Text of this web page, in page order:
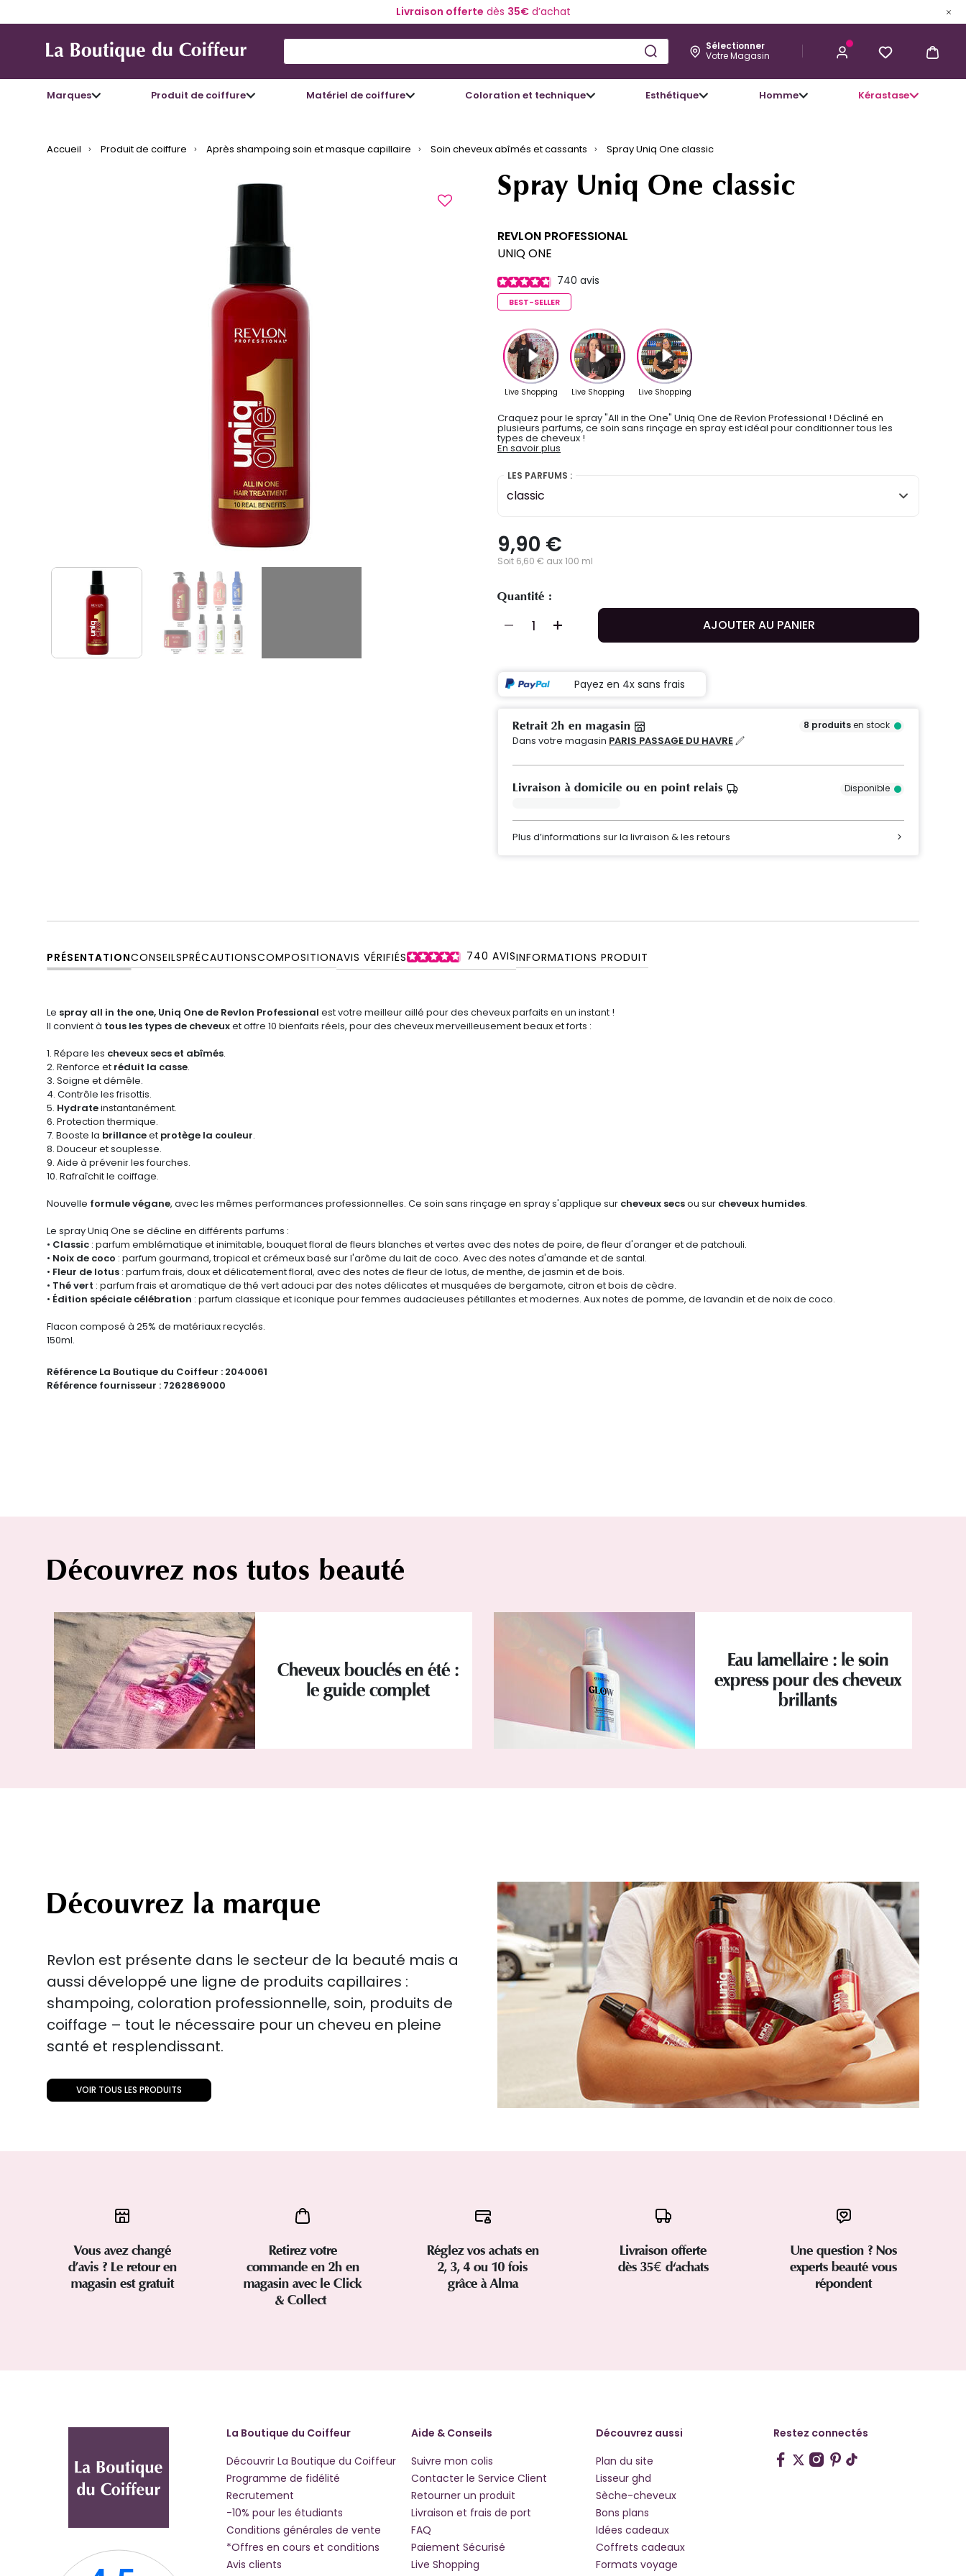
Livraison offerte dès 35€d’achat
Sélectionner
Votre Magasin
Marques Produit de coiffure Matériel de coiffure Coloration et technique Esthétique Homme Kérastase
9,90 €J’ACHÈTE
Accueil Produit de coiffure Après shampoing soin et masque capillaire Soin cheveux abîmés et cassants Spray Uniq One classic
Spray Uniq One classic
REVLON PROFESSIONAL
UNIQ ONE
740 avis
BEST-SELLER
Craquez pour le spray "All in the One" Uniq One de Revlon Professional ! Décliné en
plusieurs parfums, ce soin sans rinçage en spray est idéal pour conditionner tous les
types de cheveux !
En savoir plus
LES PARFUMS :
classic
9,90 €
Soit 6,60 € aux 100 ml
Quantité :
AJOUTER AU PANIER
Payez en 4x sans frais
Retrait 2h en magasin 8 produitsen stock
Dans votre magasin PARIS PASSAGE DU HAVRE
Livraison à domicile ou en point relais Disponible
Plus d’informations sur la livraison & les retours
PRÉSENTATIONCONSEILSPRÉCAUTIONSCOMPOSITIONAVIS VÉRIFIÉS 740 AVISINFORMATIONS PRODUIT
Le spray all in the one, Uniq One de Revlon Professional est votre meilleur aillé pour des cheveux parfaits en un instant !
Il convient à tous les types de cheveuxet offre 10 bienfaits réels, pour des cheveux merveilleusement beaux et forts :
1. Répare les cheveux secs et abîmés.
2. Renforce et réduit la casse.
3. Soigne et démêle.
4. Contrôle les frisottis.
5. Hydrateinstantanément.
6. Protection thermique.
7. Booste la brillanceet protège la couleur.
8. Douceur et souplesse.
9. Aide à prévenir les fourches.
10. Rafraîchit le coiffage.
Nouvelle formule végane, avec les mêmes performances professionnelles. Ce soin sans rinçage en spray s'applique sur cheveux secsou sur cheveux humides.
Le spray Uniq One se décline en différents parfums :
• Classic : parfum emblématique et inimitable, bouquet floral de fleurs blanches et vertes avec des notes de poire, de fleur d'oranger et de patchouli.
• Noix de coco : parfum gourmand, tropical et crémeux basé sur l'arôme du lait de coco. Avec des notes d'amande et de santal.
• Fleur de lotus : parfum frais, doux et délicatement floral, avec des notes de fleur de lotus, de menthe, de jasmin et de bois.
• Thé vert : parfum frais et aromatique de thé vert adouci par des notes délicates et musquées de bergamote, citron et bois de cèdre.
• Édition spéciale célébration : parfum classique et iconique pour femmes audacieuses pétillantes et modernes. Aux notes de pomme, de lavandin et de noix de coco.
Flacon composé à 25% de matériaux recyclés.
150ml.
Référence La Boutique du Coiffeur : 2040061
Référence fournisseur : 7262869000
Découvrez nos tutos beauté
Cheveux bouclés en été :
le guide complet
Eau lamellaire : le soin
express pour des cheveux
brillants
Découvrez la marque
Revlon est présente dans le secteur de la beauté mais a
aussi développé une ligne de produits capillaires :
shampoing, coloration professionnelle, soin, produits de
coiffage – tout le nécessaire pour un cheveu en pleine
santé et resplendissant.
VOIR TOUS LES PRODUITS
Vous avez changé
d’avis ? Le retour en
magasin est gratuit
Retirez votre
commande en 2h en
magasin avec le Click
& Collect
Réglez vos achats en
2, 3, 4 ou 10 fois
grâce à Alma
Livraison offerte
dès 35€ d'achats
Une question ? Nos
experts beauté vous
répondent
La Boutique du Coiffeur
Découvrir La Boutique du Coiffeur
Programme de fidélité
Recrutement
-10% pour les étudiants
Conditions générales de vente
*Offres en cours et conditions
Avis clients
Aide & Conseils
Suivre mon colis
Contacter le Service Client
Retourner un produit
Livraison et frais de port
FAQ
Paiement Sécurisé
Live Shopping
Découvrez aussi
Plan du site
Lisseur ghd
Sèche-cheveux
Bons plans
Idées cadeaux
Coffrets cadeaux
Formats voyage
Restez connectés